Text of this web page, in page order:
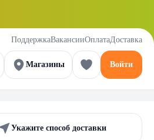
ПоддержкаВакансииОплатаДоставка
Магазины Войти
Укажите способ доставки